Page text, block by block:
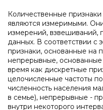
Количественные
являются измеримыми.
измерений, взвешиваний,
данных. В соответствии с
признаки, основанные на
непрерывные,
время как дискретные
целочисленные частоты
численность населения
в семье), непрерывные -
внутри некоторого